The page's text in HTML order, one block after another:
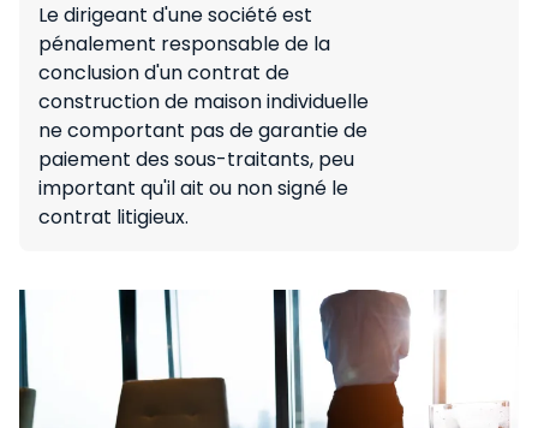
Le dirigeant d'une société est
pénalement responsable de la
conclusion d'un contrat de
construction de maison individuelle
ne comportant pas de garantie de
paiement des sous-traitants, peu
important qu'il ait ou non signé le
contrat litigieux.